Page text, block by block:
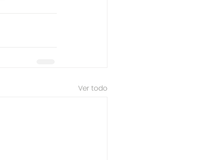
Ver todo